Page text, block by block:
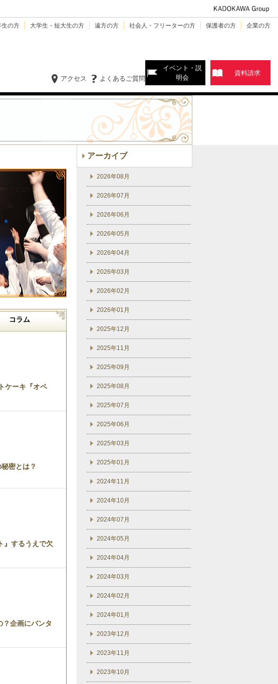
の方 大学生・短大生の方 遠方の方 社会人・フリーターの方 保護者の方 企業の方
よくあるご質問
アクセス
イベント・説
明会
資料請求
コラム
ケーキ『オペ
密とは？
』するうえで欠
企画にバンタ
アーカイブ
2026年08月
2026年07月
2026年06月
2026年05月
2026年04月
2026年03月
2026年02月
2026年01月
2025年12月
2025年11月
2025年09月
2025年08月
2025年07月
2025年06月
2025年03月
2025年01月
2024年11月
2024年10月
2024年07月
2024年05月
2024年04月
2024年03月
2024年02月
2024年01月
2023年12月
2023年11月
2023年10月